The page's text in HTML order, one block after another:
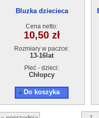
Bluzka dziecieca
Cena netto:
10,50 zł
Rozmiary w paczce:
13-16lat
Płeć - dzieci:
Chłopcy
Do koszyka